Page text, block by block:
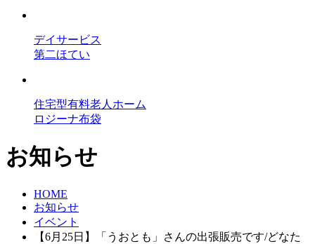
デイサービス
第二ほてい
住宅型有料老人ホーム
ロジーナ布袋
お知らせ
HOME
お知らせ
イベント
【6月25日】「うおとも」さんの出張販売です/どなた